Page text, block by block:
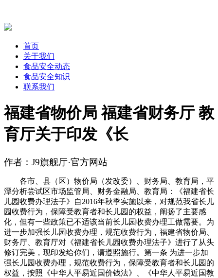
首页
关于我们
食品安全动态
食品安全知识
联系我们
福建省物价局 福建省财务厅 教
育厅关于印发《长
作者：J9旗舰厅·官方网站
各市、县（区）物价局（发改委）、财务局、教育局，平
潭分析尝试区市场监管局、财务金融局、教育局：《福建省长
儿园收费办理法子》自2016年秋季实施以来，对规范我省长儿
园收费行为，保障受教育者和长儿园的权益，阐扬了主要感
化，但有一些政策已不适该当前长儿园收费办理工做需要。为
进一步加强长儿园收费办理，规范收费行为，福建省物价局、
财务厅、教育厅对《福建省长儿园收费办理法子》进行了从头
修订完美，现印发给你们，请遵照施行。第一条 为进一步加
强长儿园收费办理，规范收费行为，保障受教育者和长儿园的
权益，按照《中华人平易近国价钱法》、《中华人平易近国教